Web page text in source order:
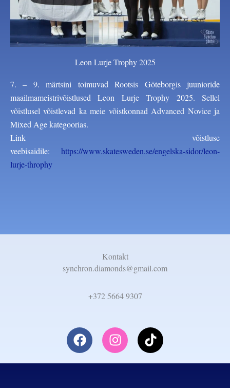
Leon Lurje Trophy 2025
7. – 9. märtsini toimuvad Rootsis Göteborgis juunioride
maailmameistrivõistlused Leon Lurje Trophy 2025. Sellel
võistlusel võistlevad ka meie võistkonnad Advanced Novice ja
Mixed Age kategoorias.
Link võistluse
veebisaidile: https://www.skatesweden.se/engelska-sidor/leon-
lurje-throphy
Kontakt​
synchron.diamonds@gmail.com
+372 5664 9307
F
a
c
I
n
s
T
i
k